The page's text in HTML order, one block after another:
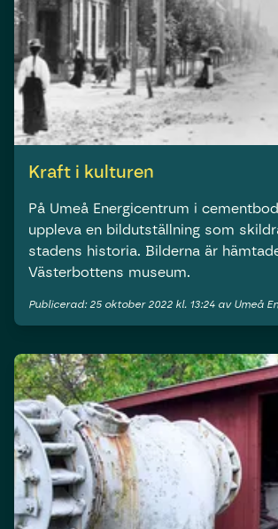
Kraft i kulturen
På Umeå Energicentrum i
uppleva en bildutställning som
stadens historia. Bilderna är
Västerbottens museum.
Publicerad: 25 oktober 2022 kl. 13:24 av Umeå